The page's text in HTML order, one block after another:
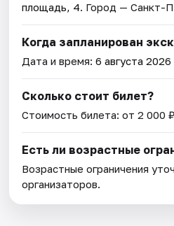
площадь, 4. Город — Санкт-
Когда запланирован
Дата и время:6 августа 2026
Сколько стоит билет?
Стоимость билета: от 2 000
Есть ли возрастные
Возрастные ограничения
организаторов.